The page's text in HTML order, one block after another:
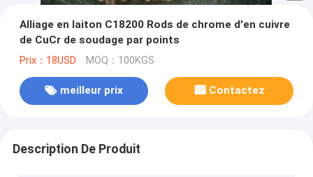
Alliage en laiton C18200 Rods de chrome d'en cuivre
de CuCr de soudage par points
Prix：18USD MOQ：100KGS
meilleur prix Contactez
Description De Produit